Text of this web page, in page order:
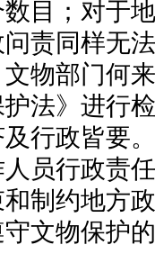
目；对于
责同样无
物部门何
法》进行
行政皆要
员行政责
制约地方
文物保护